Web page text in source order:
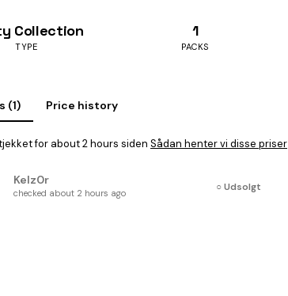
Collection
TYPE
1
PACKS
(1) Price history
for about 2 hours siden Sådan henter vi disse priser
Kelz0r
checked about 2 hours ago ○ Udsolgt